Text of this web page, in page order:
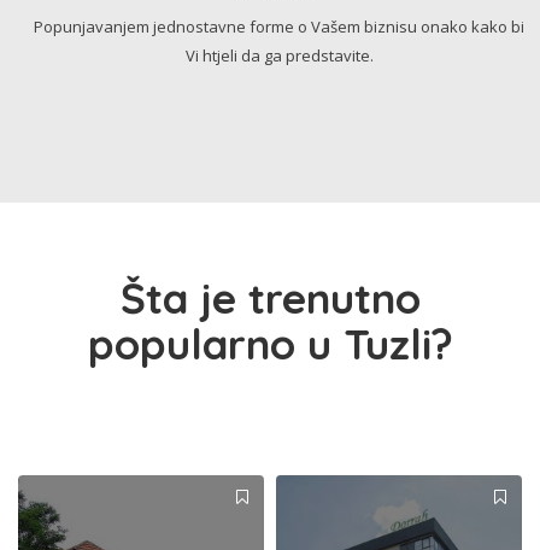
Popunjavanjem jednostavne forme o Vašem biznisu onako kako bi
Vi htjeli da ga predstavite.
Šta je trenutno
popularno u Tuzli?